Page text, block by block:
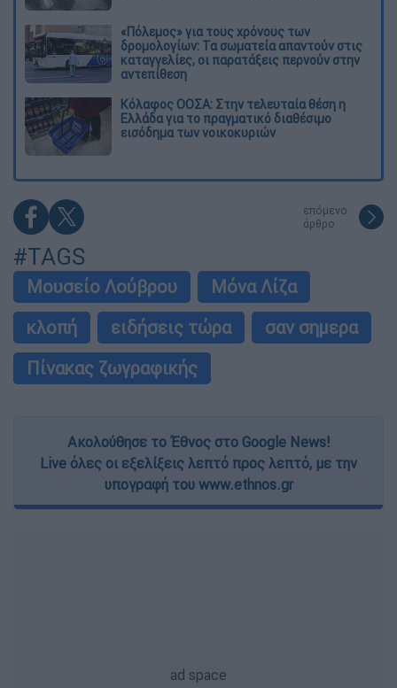
«Πόλεμος» για τους χρόνους των
δρομολογίων: Τα σωματεία απαντούν στις
καταγγελίες, οι παρατάξεις περνούν στην
αντεπίθεση
Κόλαφος ΟΟΣΑ: Στην τελευταία θέση η
Ελλάδα για το πραγματικό διαθέσιμο
εισόδημα των νοικοκυριών
επόμενο
άρθρο
#TAGS
Μουσείο Λούβρου
Μόνα Λίζα
κλοπή
ειδήσεις τώρα
σαν σημερα
Πίνακας ζωγραφικής
Ακολούθησε το Έθνος στο Google News!
Live όλες οι εξελίξεις λεπτό προς λεπτό, με την
υπογραφή του www.ethnos.gr